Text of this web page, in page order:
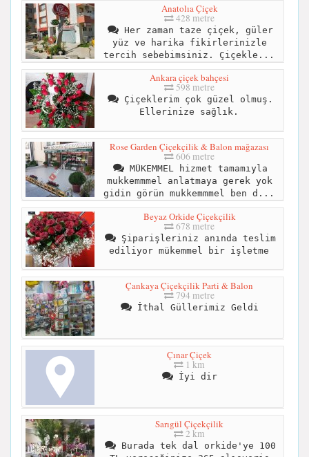
Anatolıa Çiçek
428 metre
Her zaman taze çiçek, güler
yüz ve harika fikirlerinizle
tercih sebebimsiniz. Çiçekle...
Ankara çiçek bahçesi
598 metre
Çiçeklerim çok güzel olmuş.
Ellerinize sağlık.
Rose Garden Çiçekçilik & Balon mağazası
606 metre
MÜKEMMEL hizmet tamamıyla
mukkemmmel anlatmaya gerek yok
gidin görün mukkemmmel ben d...
Beyaz Orkide Çiçekçilik
678 metre
Şiparişleriniz anında teslim
ediliyor mükemmel bir işletme
Çankaya Çiçekçilik Parti & Balon
794 metre
İthal Güllerimiz Geldi
Çınar Çiçek
1 km
İyi dir
Sarıgül Çiçekçilik
2 km
Burada tek dal orkide'ye 100